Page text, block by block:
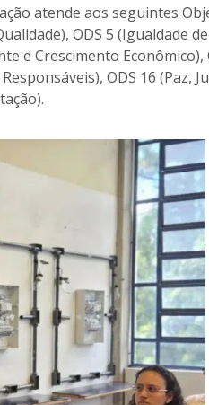
atende aos seguintes
ODS 5 (Igualdade
e Crescimento Econômico),
ODS 16 (Paz,